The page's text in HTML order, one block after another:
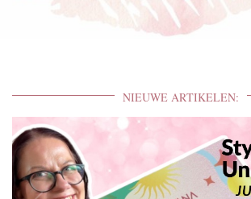
NIEUWE ARTIKELEN: